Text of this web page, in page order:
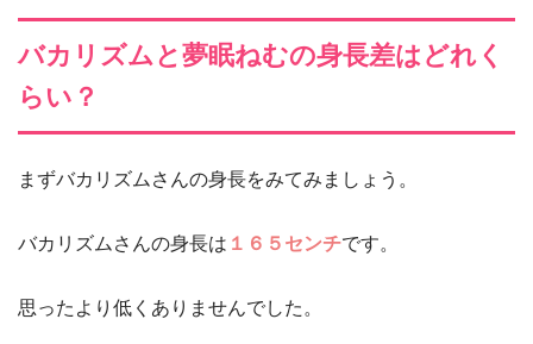
バカリズムと夢眠ねむの身長差はどれく
らい？
まずバカリズムさんの身長をみてみましょう。
バカリズムさんの身長は １６５センチです。
思ったより低くありませんでした。